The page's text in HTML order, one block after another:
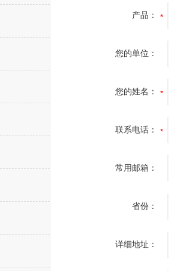
产品：
您的单位：
您的姓名：
联系电话：
常用邮箱：
省份：
详细地址：